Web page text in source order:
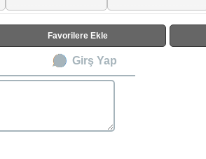
Favorilere Ekle
Girş Yap